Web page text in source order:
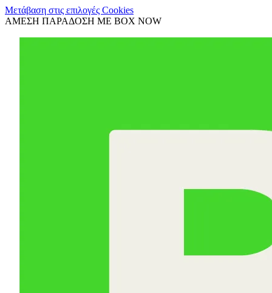
Μετάβαση στις επιλογές Cookies
ΑΜΕΣΗ ΠΑΡΑΔΟΣΗ ΜΕ BOX NOW